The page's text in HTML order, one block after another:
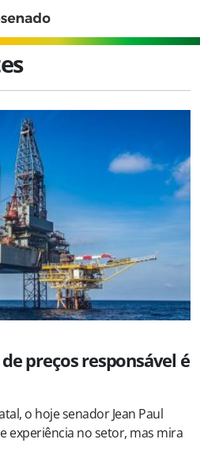
preços responsável é
o hoje senador Jean Paul
experiência no setor, mas mira